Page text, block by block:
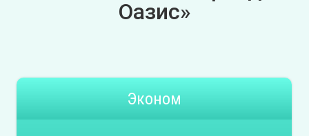
Оазис»
Эконом